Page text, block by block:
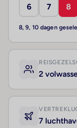
6 7 8
8, 9, 10 dagen
2
7